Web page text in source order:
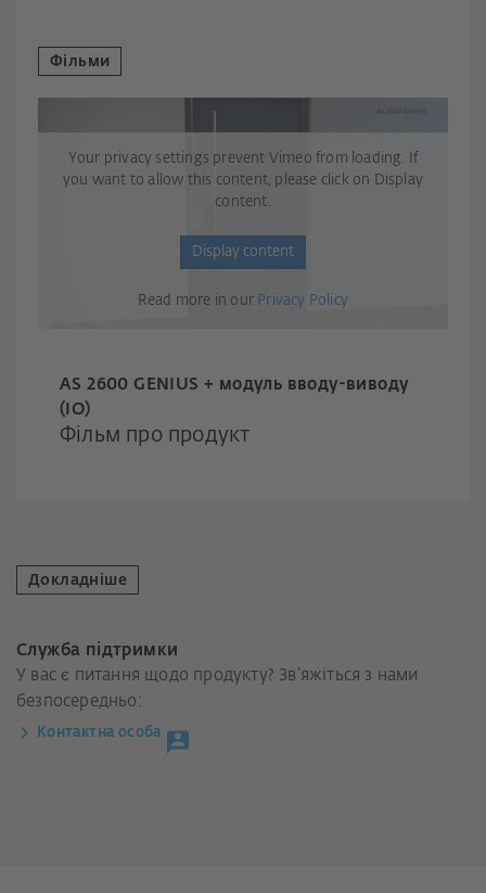
Фільми
Your privacy settings prevent Vimeo from loading. If
you want to allow this content, please click on Display
content.
Display content
Read more in our Privacy Policy
AS 2600 GENIUS + модуль вводу-виводу
(IO)
Фільм про продукт
Докладніше
Служба підтримки
У вас є питання щодо продукту? Зв’яжіться з нами
безпосередньо:
Контактна особа